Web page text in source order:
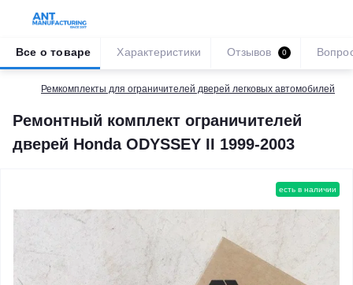
Ремкомплекты для ограничителей дверей легковых автомобилей
Ремонтный комплект ограничителей
дверей Honda ODYSSEY II 1999-2003
Все о товаре Характеристики Отзывов 0
есть в наличии